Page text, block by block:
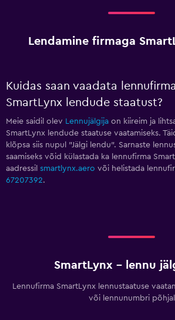
Lendamine firmaga
Kuidas saan vaadata lennufirma
SmartLynx lendude staatust?
Meie saidil olev Lennujälgija on kiireim ja
SmartLynx lendude staatuse vaatamiseks.
klõpsa siis nupul "Jälgi lendu". Sarnaste
saamiseks võid külastada ka lennufirma
aadressil smartlynx.aero või helistada
67207392.
SmartLynx – lennu
Lennufirma SmartLynx lennustaatuse
või lennunumbri põhjal